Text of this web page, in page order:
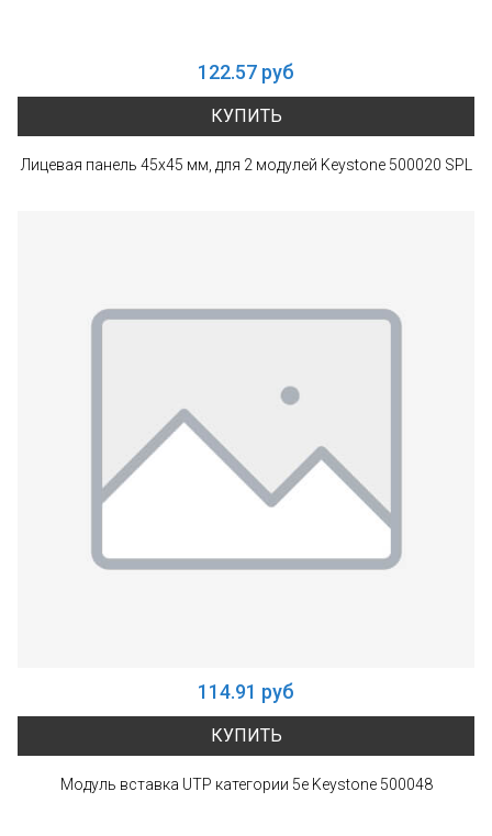
122.57 руб
КУПИТЬ
Лицевая панель 45x45 мм, для 2 модулей Keystone 500020 SPL
114.91 руб
КУПИТЬ
Модуль вставка UTP категории 5e Keystone 500048